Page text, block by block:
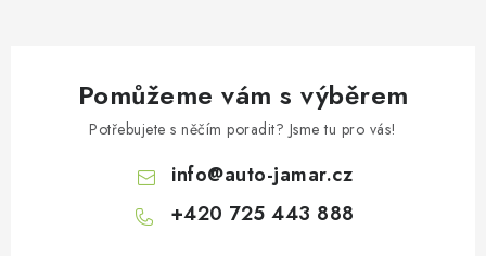
Pomůžeme vám s výběrem
Potřebujete s něčím poradit? Jsme tu pro vás!
info@auto-jamar.cz
+420 725 443 888